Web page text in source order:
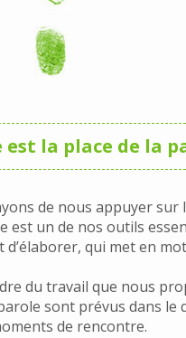
est la place de la
de nous appuyer sur
est un de nos outils
d’élaborer, qui met en
du travail que nous
sont prévus dans le
de rencontre.